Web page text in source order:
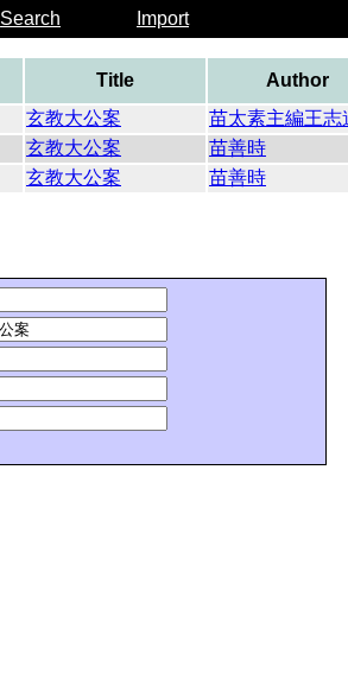
Search Import
Title
Author
玄教大公案
苗太素主編王志
玄教大公案
苗善時
玄教大公案 苗善時